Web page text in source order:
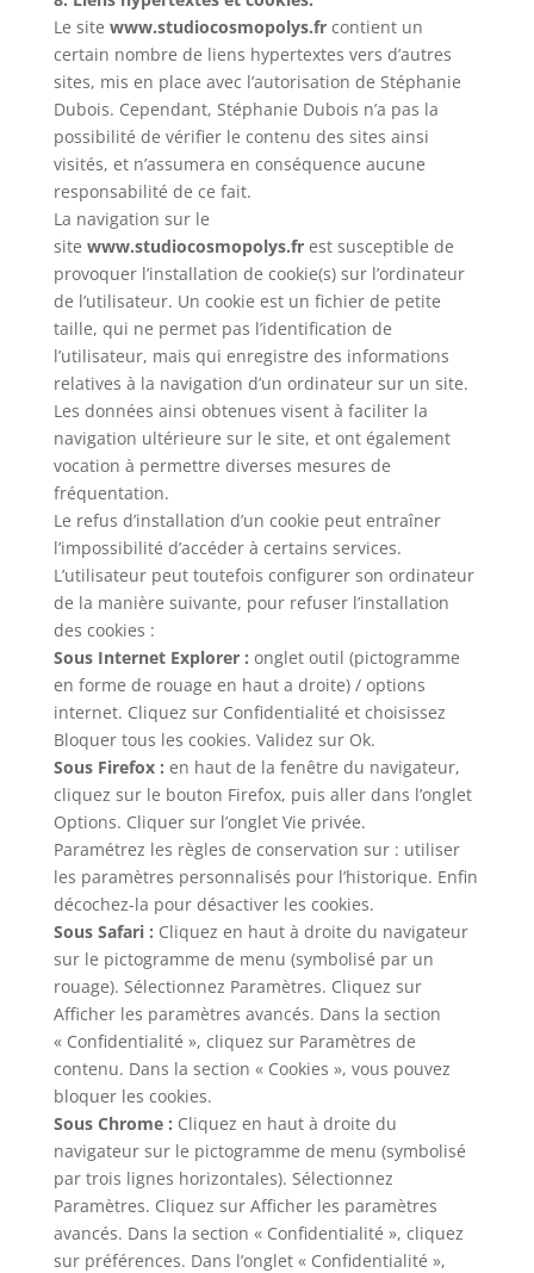
Le site www.studiocosmopolys.frcontient un
certain nombre de liens hypertextes vers d’autres
sites, mis en place avec l’autorisation de Stéphanie
Dubois. Cependant, Stéphanie Dubois n’a pas la
possibilité de vérifier le contenu des sites ainsi
visités, et n’assumera en conséquence aucune
responsabilité de ce fait.
La navigation sur le
site www.studiocosmopolys.frest susceptible de
provoquer l’installation de cookie(s) sur l’ordinateur
de l’utilisateur. Un cookie est un fichier de petite
taille, qui ne permet pas l’identification de
l’utilisateur, mais qui enregistre des informations
relatives à la navigation d’un ordinateur sur un site.
Les données ainsi obtenues visent à faciliter la
navigation ultérieure sur le site, et ont également
vocation à permettre diverses mesures de
fréquentation.
Le refus d’installation d’un cookie peut entraîner
l’impossibilité d’accéder à certains services.
L’utilisateur peut toutefois configurer son ordinateur
de la manière suivante, pour refuser l’installation
des cookies :
Sous Internet Explorer : onglet outil (pictogramme
en forme de rouage en haut a droite) / options
internet. Cliquez sur Confidentialité et choisissez
Bloquer tous les cookies. Validez sur Ok.
Sous Firefox : en haut de la fenêtre du navigateur,
cliquez sur le bouton Firefox, puis aller dans l’onglet
Options. Cliquer sur l’onglet Vie privée.
Paramétrez les règles de conservation sur : utiliser
les paramètres personnalisés pour l’historique. Enfin
décochez-la pour désactiver les cookies.
Sous Safari : Cliquez en haut à droite du navigateur
sur le pictogramme de menu (symbolisé par un
rouage). Sélectionnez Paramètres. Cliquez sur
Afficher les paramètres avancés. Dans la section
« Confidentialité », cliquez sur Paramètres de
contenu. Dans la section « Cookies », vous pouvez
bloquer les cookies.
Sous Chrome : Cliquez en haut à droite du
navigateur sur le pictogramme de menu (symbolisé
par trois lignes horizontales). Sélectionnez
Paramètres. Cliquez sur Afficher les paramètres
avancés. Dans la section « Confidentialité », cliquez
sur préférences. Dans l’onglet « Confidentialité »,